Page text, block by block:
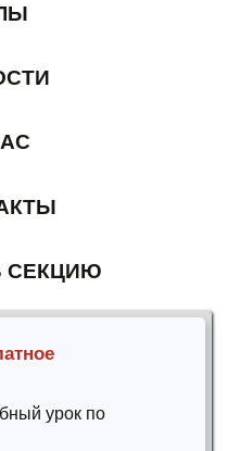
СЕКЦИЮ
урок по